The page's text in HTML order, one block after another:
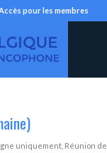
pour les membres
uniquement, Réunion de